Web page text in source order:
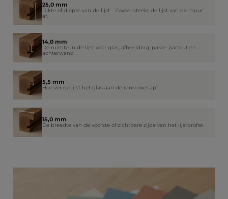
25,0 mm
Dikte of diepte van de lijst - Zoveel steekt de lijst van de muur
af.
14,0 mm
De ruimte in de lijst voor glas, afbeelding, passe-partout en
achterwand
5,5 mm
Hoe ver de lijst het glas aan de rand overlapt
15,0 mm
De breedte van de voorste of zichtbare zijde van het lijstprofiel.